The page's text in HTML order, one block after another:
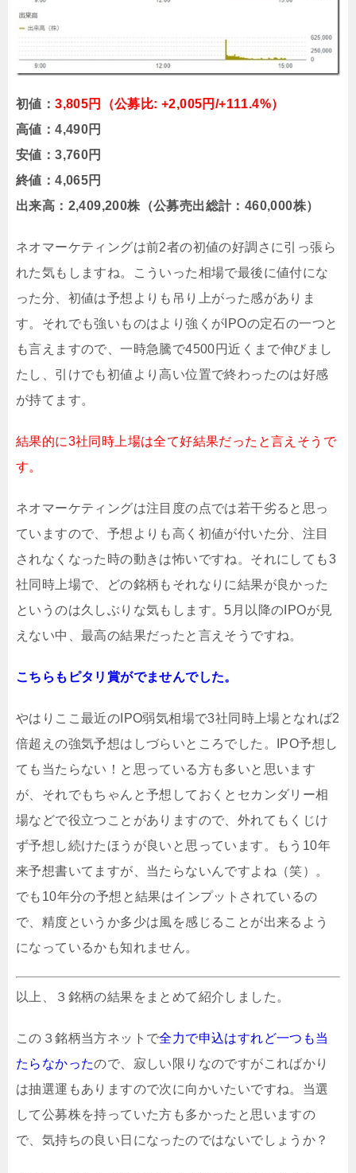
初値：3,805円（公募比: +2,005円/+111.4%）
高値：4,490円
安値：3,760円
終値：4,065円
出来高：2,409,200株（公募売出総計：460,000株）
ネオマーケティングは前2者の初値の好調さに引っ張ら
れた気もしますね。こういった相場で最後に値付にな
った分、初値は予想よりも吊り上がった感がありま
す。それでも強いものはより強くがIPOの定石の一つと
も言えますので、一時急騰で4500円近くまで伸びまし
たし、引けでも初値より高い位置で終わったのは好感
が持てます。
結果的に3社同時上場は全て好結果だったと言えそうで
す。
ネオマーケティングは注目度の点では若干劣ると思っ
ていますので、予想よりも高く初値が付いた分、注目
されなくなった時の動きは怖いですね。それにしても3
社同時上場で、どの銘柄もそれなりに結果が良かった
というのは久しぶりな気もします。5月以降のIPOが見
えない中、最高の結果だったと言えそうですね。
こちらもピタリ賞がでませんでした。
やはりここ最近のIPO弱気相場で3社同時上場となれば2
倍超えの強気予想はしづらいところでした。IPO予想し
ても当たらない！と思っている方も多いと思います
が、それでもちゃんと予想しておくとセカンダリー相
場などで役立つことがありますので、外れてもくじけ
ず予想し続けたほうが良いと思っています。もう10年
来予想書いてますが、当たらないんですよね（笑）。
でも10年分の予想と結果はインプットされているの
で、精度というか多少は風を感じることが出来るよう
になっているかも知れません。
以上、３銘柄の結果をまとめて紹介しました。
この３銘柄当方ネットで全力で申込はすれど一つも当
たらなかったので、寂しい限りなのですがこればかり
は抽選運もありますので次に向かいたいですね。当選
して公募株を持っていた方も多かったと思いますの
で、気持ちの良い日になったのではないでしょうか？